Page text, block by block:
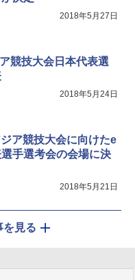
2018年5月27日
競技大会日本代表選
2018年5月24日
ア競技大会に向けたe
手選考会の会場に決
2018年5月21日
を見る